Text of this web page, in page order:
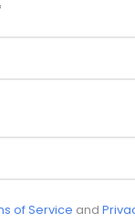
of Service and